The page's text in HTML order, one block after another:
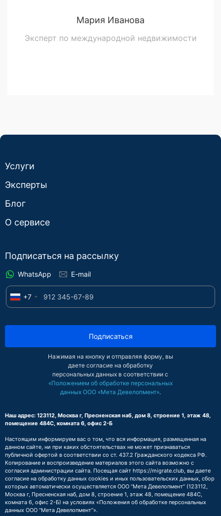
Мария Иванова
Эксперт по международной недвижимости
Услуги
Эксперты
Блог
О сервисе
Подписаться на рассылку
WhatsApp E-mail
+7
Подписаться
Нажимая на кнопку и отправляя форму, вы
даете согласие на обработку
персональных данных в соответствии с
«Положением об обработке персональных
данных ООО «Мета Девелопмент».
Наш адрес: 123112, Москва г, Пресненская наб, дом 8, строение 1, этаж 48,
помещение 484С, комната 6, офис 2-Б
Настоящим информируем вас о том, что вся информация, размещенная на
данном сайте, ни при каких обстоятельствах не может признаваться
публичной офертой в соответствии со ст. 437.2 Гражданского кодекса РФ.
Копирование и воспроизведение материалов этого сайта возможно с
согласия администрации сайта. Посещая сайт https://migrate.club, вы даете
согласие на обработку данных cookies и иных пользовательских данных, сбор
которых автоматически осуществляется ООО “Мета Девелопмент” (123112,
Москва г, Пресненская наб, дом 8, строение 1, этаж 48, помещение 484С,
комната 6, офис 2-Б) на условиях «Положения об обработке персональных
данных ООО “Мета Девелопмент”».